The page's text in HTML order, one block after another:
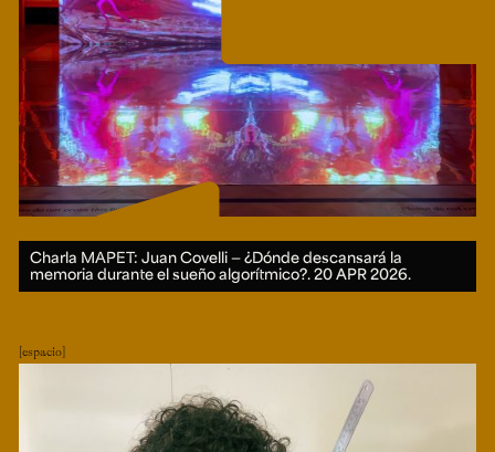
Charla MAPET: Juan Covelli — ¿Dónde descansará la
memoria durante el sueño algorítmico?.20 APR 2026.
espacio